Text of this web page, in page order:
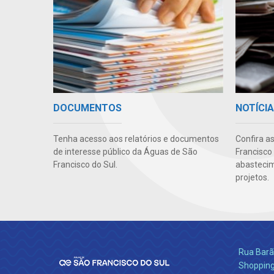
DOCUMENTOS
Tenha acesso aos relatórios e documentos
de interesse público da Águas de São
Francisco do Sul.
Confira
projetos.
Rua